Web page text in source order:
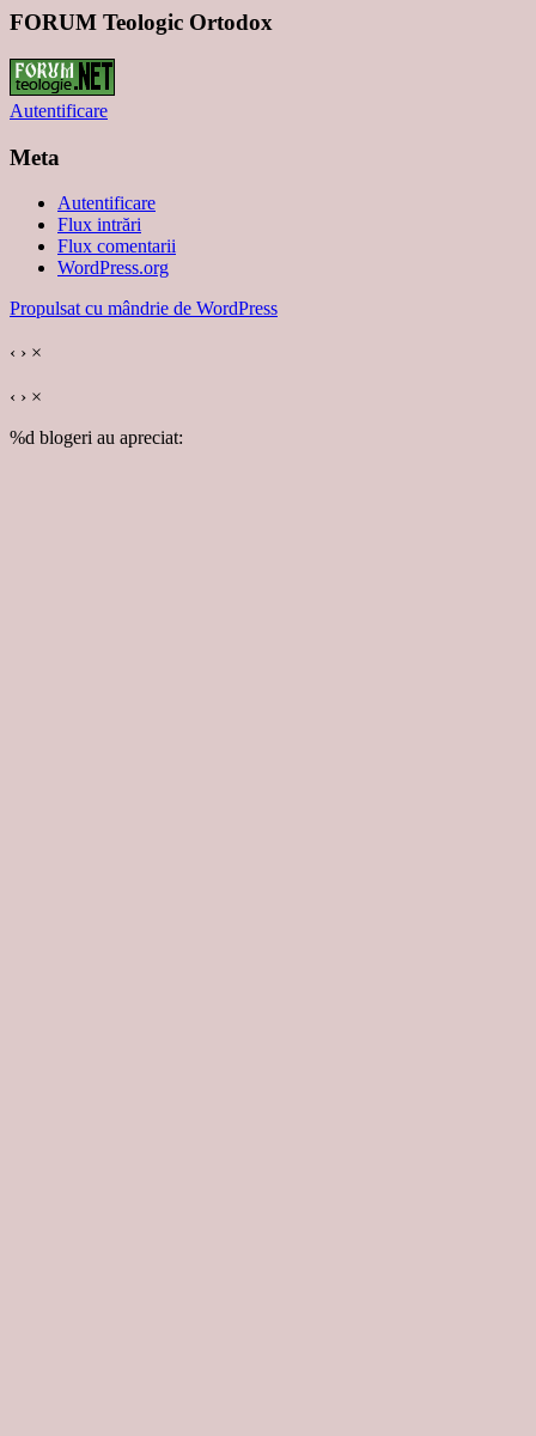
FORUM Teologic Ortodox
Autentificare
Meta
Autentificare
Flux intrări
Flux comentarii
WordPress.org
Propulsat cu mândrie de WordPress
‹ › ×
‹ › ×
%d blogeri au apreciat: